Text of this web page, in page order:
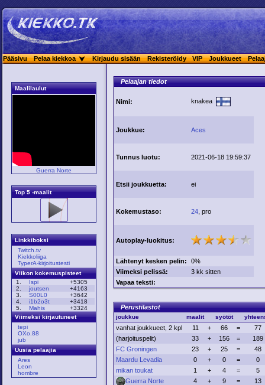
Pääsivu Pelaa kiekkoa Kirjaudu sisään Rekisteröidy VIP Joukkueet
Maalilaulut
Guerra Norte
Top 5 -maalit
Linkkiboksi
Twitch.tv
Kiekkoliiga
TyperA-kirjoitustesti
Viikon kokemuspisteet
1.
Ispi
+5305
2.
joutsen
+4163
3.
S00L0
+3642
4.
i1b2o3t
+3418
5.
Mahis
+3324
Viimeksi kirjautuneet
tepi
OXo.88
jub
Uusia pelaajia
Ares
Leon
hombre
Pelaajan tiedot
Nimi: knakea
Joukkue: Aces
Tunnus luotu: 2021-06-18 19:59:37
Etsii joukkuetta: ei
Kokemustaso: 24 , pro
Autoplay-luokitus:
Lähtenyt kesken pelin:
0%
Viimeksi pelissä:
3 kk sitten
Vapaa teksti:
Perustilastot
joukkue maalit syötöt
vanhat joukkueet, 2 kpl 11 + 66 =
77
(harjoituspelit)
33 + 156 =
189
FC Groningen
23 + 25 =
48
Maardu Levadia
0 + 0 =
0
mikan toukat
1 + 4 =
5
Guerra Norte
4 + 9 =
13